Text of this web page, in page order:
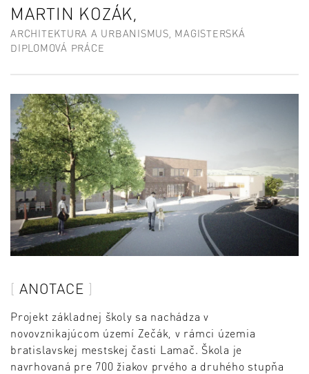
MARTIN KOZÁK,
ARCHITEKTURA A URBANISMUS, MAGISTERSKÁ
DIPLOMOVÁ PRÁCE
ANOTACE
Projekt základnej školy sa nachádza v
novovznikajúcom území Zečák, v rámci územia
bratislavskej mestskej časti Lamač. Škola je
navrhovaná pre 700 žiakov prvého a druhého stupňa